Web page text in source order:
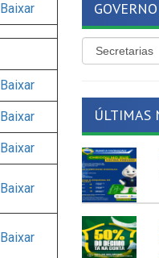
Baixar
Baixar
Baixar
Baixar
Baixar
Baixar